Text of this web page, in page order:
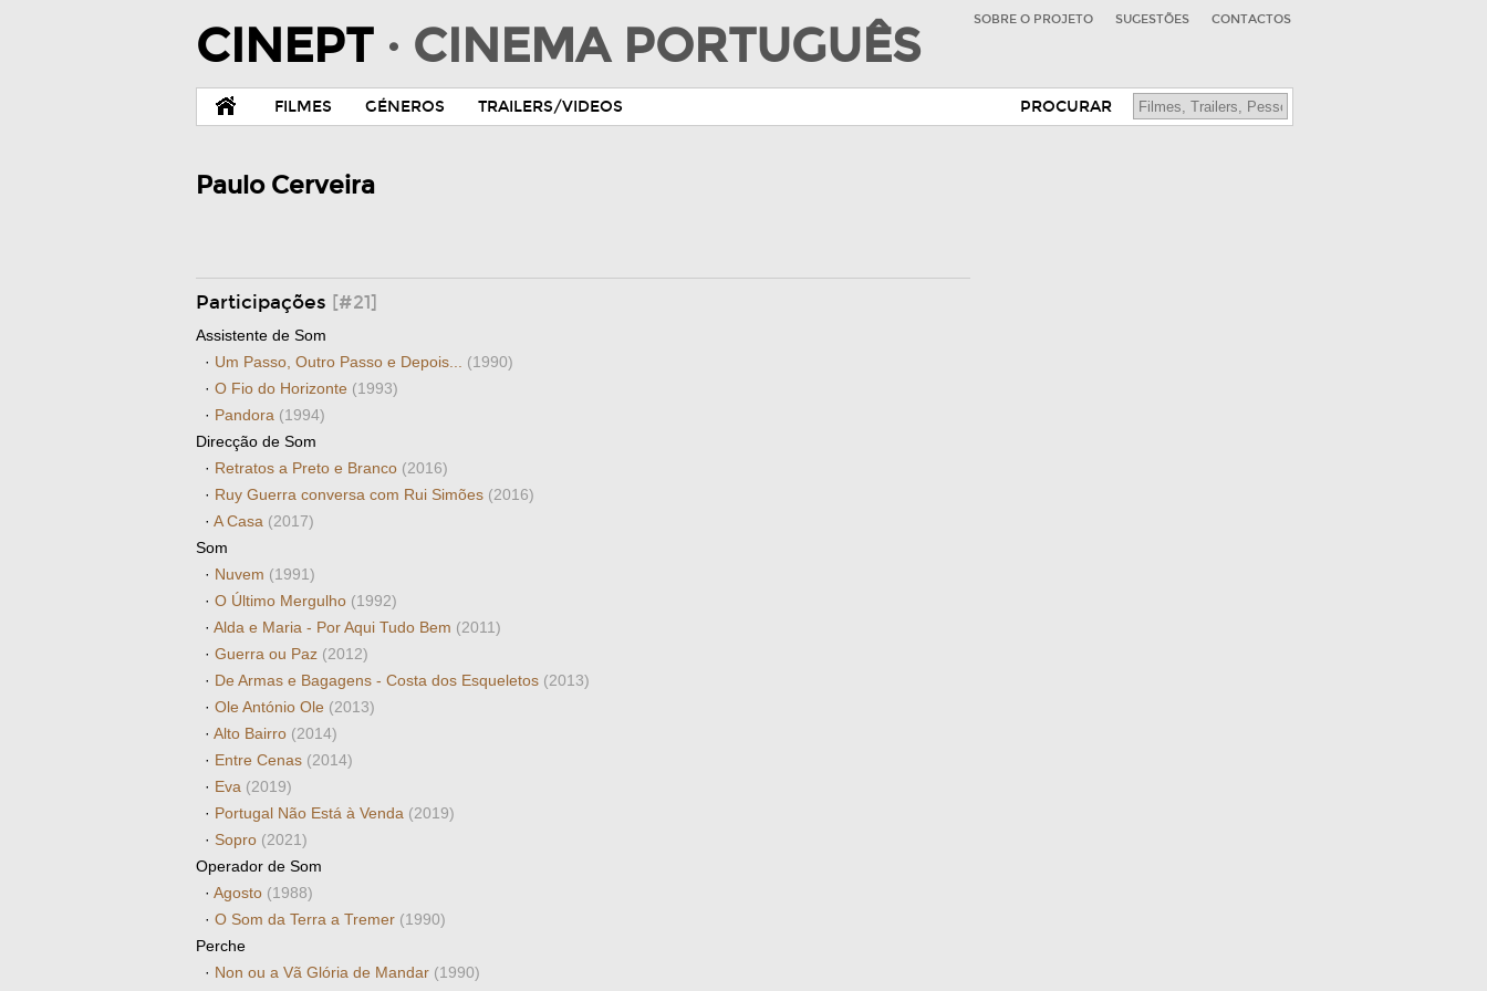
CINEPT · CINEMA PORTUGUÊS SOBRE O PROJETO SUGESTÕES CONTACTOS
FILMES GÉNEROS TRAILERS/VIDEOS PROCURAR
Paulo Cerveira
Participações [#21]
Assistente de Som
· Um Passo, Outro Passo e Depois... (1990)
· O Fio do Horizonte (1993)
· Pandora (1994)
Direcção de Som
· Retratos a Preto e Branco (2016)
· Ruy Guerra conversa com Rui Simões (2016)
· A Casa (2017)
Som
· Nuvem (1991)
· O Último Mergulho (1992)
· Alda e Maria - Por Aqui Tudo Bem (2011)
· Guerra ou Paz (2012)
· De Armas e Bagagens - Costa dos Esqueletos (2013)
· Ole António Ole (2013)
· Alto Bairro (2014)
· Entre Cenas (2014)
· Eva (2019)
· Portugal Não Está à Venda (2019)
· Sopro (2021)
Operador de Som
· Agosto (1988)
· O Som da Terra a Tremer (1990)
Perche
· Non ou a Vã Glória de Mandar (1990)